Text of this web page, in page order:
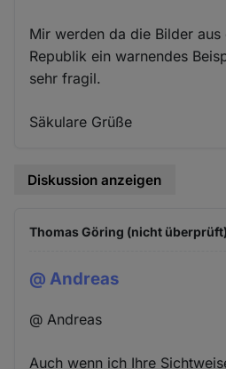
Mir werden da die Bilder aus
Republik ein warnendes
sehr fragil.
Säkulare Grüße
Diskussion anzeigen
Thomas Göring (nicht überprüft)
@ Andreas
@ Andreas
Auch wenn ich Ihre